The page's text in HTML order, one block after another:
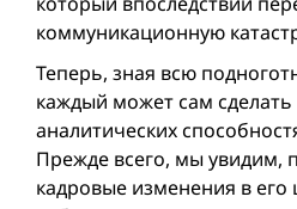
коммуникационную
Теперь, зная всю
каждый может сам
аналитических
Прежде всего, мы увидим,
кадровые изменения в его